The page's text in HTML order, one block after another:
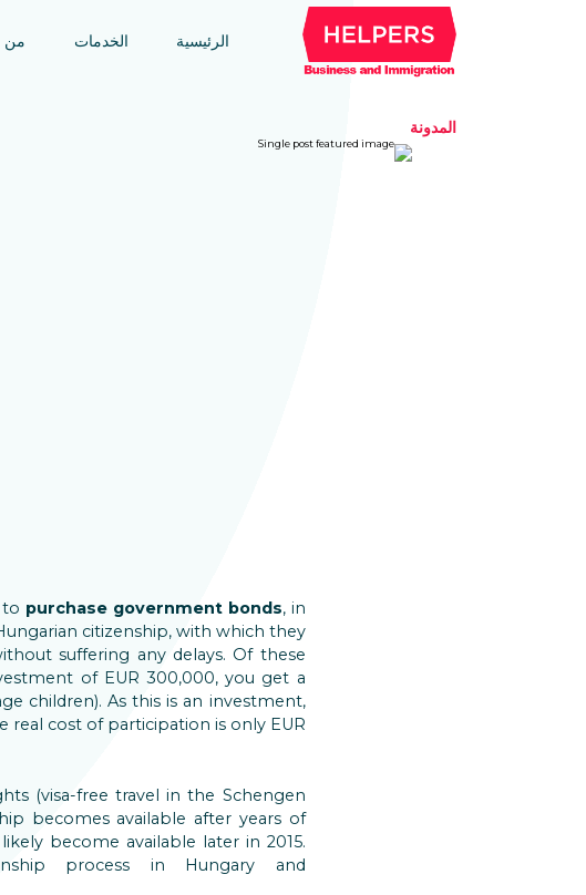
الرئيسية الخدمات من
المدونة
purchase government bonds, in
citizenship, with which they
suffering any delays. Of these
of EUR 300,000, you get a
children). As this is an investment,
cost of participation is only EUR
(visa-free travel in the Schengen
becomes available after years of
become available later in 2015.
process in Hungary and